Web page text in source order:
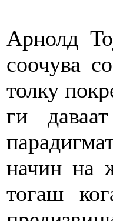
Арнолд
соочува
толку
ги
начин на
тогаш